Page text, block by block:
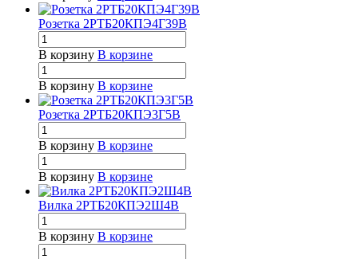
Розетка 2РТБ20КПЭ4Г39В
В корзину В корзине
В корзину В корзине
Розетка 2РТБ20КПЭ3Г5В
В корзину В корзине
В корзину В корзине
Вилка 2РТБ20КПЭ2Ш4В
В корзину В корзине